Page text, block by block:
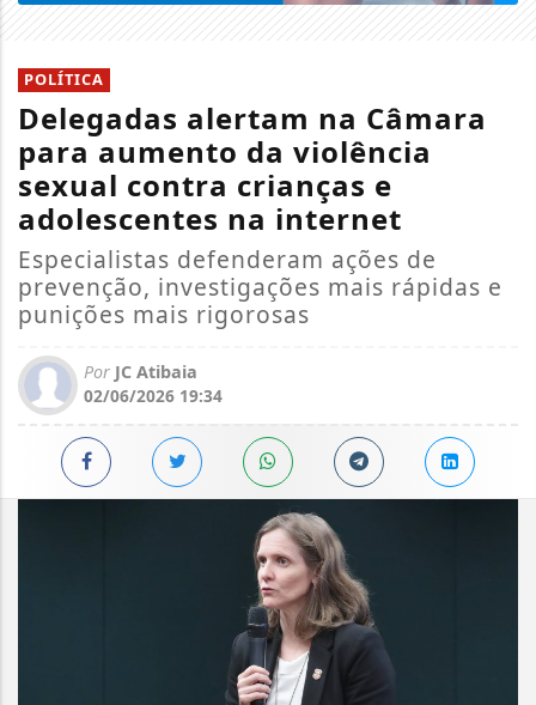
POLÍTICA
Delegadas alertam na Câmara
para aumento da violência
sexual contra crianças e
adolescentes na internet
Especialistas defenderam ações de
prevenção, investigações mais rápidas e
punições mais rigorosas
Por JC Atibaia
02/06/2026 19:34